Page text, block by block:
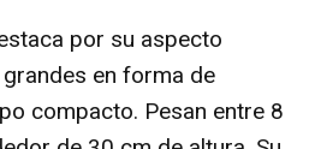
por su aspecto
en forma de
compacto. Pesan entre 8